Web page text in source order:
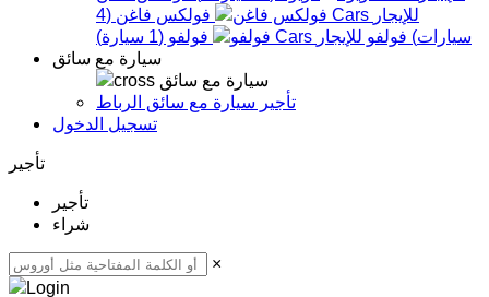
فولكس فاغن (
4
سيارات) فولفو فولفو (
1 سيارة)
سيارة مع سائق
سيارة مع سائق
تأجير سيارة مع سائق الرباط
تسجيل الدخول
تأجير
تأجير
شراء
×